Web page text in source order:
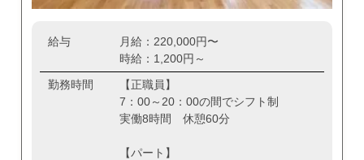
給与
月給：220,000円〜
時給：1,200円～
勤務時間
【正職員】
7：00～20：00の間でシフト制
実働8時間 休憩60分
【パート】